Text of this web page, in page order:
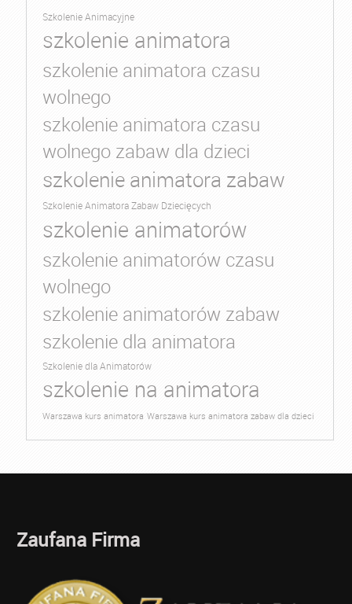
Szkolenie Animacyjne
szkolenie animatora
szkolenie animatora czasu
wolnego
szkolenie animatora czasu
wolnego zabaw dla dzieci
szkolenie animatora zabaw
Szkolenie Animatora Zabaw Dziecięcych
szkolenie animatorów
szkolenie animatorów czasu
wolnego
szkolenie animatorów zabaw
szkolenie dla animatora
Szkolenie dla Animatorów
szkolenie na animatora
Warszawa kurs animatora Warszawa kurs animatora zabaw dla dzieci
Zaufana Firma